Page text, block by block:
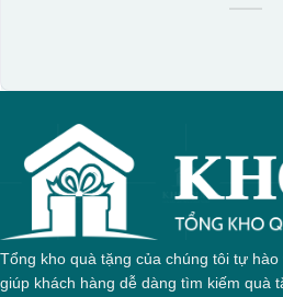
Tổng kho quà tặng của chúng tôi tự
giúp khách hàng dễ dàng tìm kiếm quà